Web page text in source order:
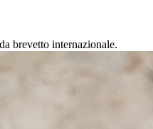
brevetto internazionale.